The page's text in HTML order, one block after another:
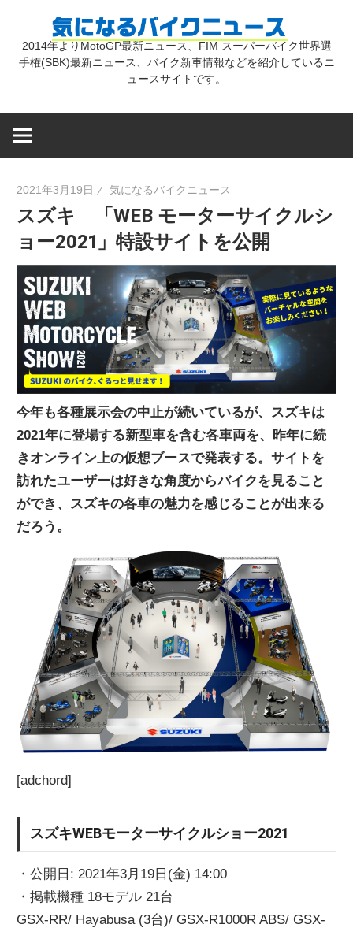
気
バ
イ
ク
ニ
ュ
ー
2014年よりMotoGP最新ニュース、FIM スーパーバイク世界選
手権(SBK)最新ニュース、バイク新車情報などを紹介しているニ
ュースサイトです。
2021年3月19日 気になるバイクニュース
スズキ 「WEB モーターサイクルシ
ョー2021」特設サイトを公開
今年も各種展示会の中止が続いているが、スズキは
2021年に登場する新型車を含む各車両を、昨年に続
きオンライン上の仮想ブースで発表する。サイトを
訪れたユーザーは好きな角度からバイクを見ること
ができ、スズキの各車の魅力を感じることが出来る
だろう。
[adchord]
スズキWEBモーターサイクルショー2021
・公開日: 2021年3月19日(金) 14:00
・掲載機種 18モデル 21台
GSX-RR/ Hayabusa (3台)/ GSX-R1000R ABS/ GSX-